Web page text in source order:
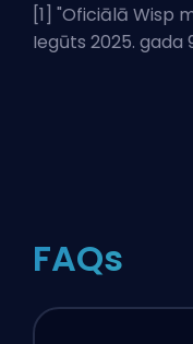
[1] "Oficiālā Wisp
Iegūts 2025. gada
FAQs